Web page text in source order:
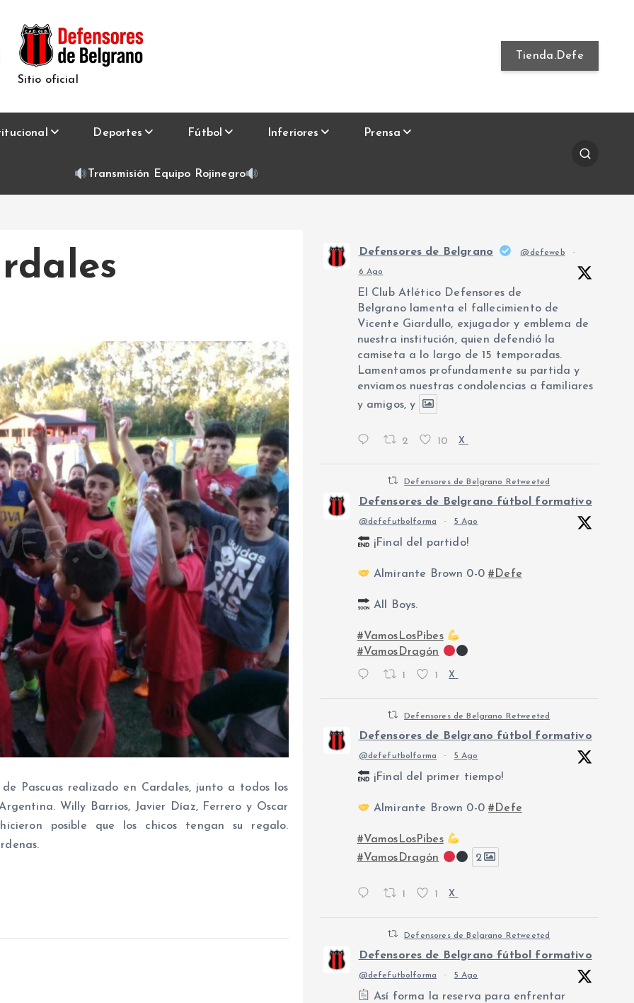
Sitio oficial
Tienda.Defe
Deportes Fútbol Inferiores Prensa
Transmisión Equipo Rojinegro
Pascuas realizado en Cardales, junto a todos los
Willy Barrios, Javier Díaz, Ferrero y Oscar
posible que los chicos tengan su regalo.
Defensores de Belgrano @defeweb ·
6 Ago
El Club Atlético Defensores de
Belgrano lamenta el fallecimiento de
Vicente Giardullo, exjugador y emblema de
nuestra institución, quien defendió la
camiseta a lo largo de 15 temporadas.
Lamentamos profundamente su partida y
enviamos nuestras condolencias a familiares
y amigos, y
2 10 X
Defensores de Belgrano Retweeted
Defensores de Belgrano fútbol formativo
@defefutbolforma · 5 Ago
¡Final del partido!
Almirante Brown 0-0#Defe
All Boys.
#VamosLosPibes
#VamosDragón
1 1 X
Defensores de Belgrano Retweeted
Defensores de Belgrano fútbol formativo
@defefutbolforma · 5 Ago
¡Final del primer tiempo!
Almirante Brown 0-0#Defe
#VamosLosPibes
#VamosDragón
2
1 1 X
Defensores de Belgrano Retweeted
Defensores de Belgrano fútbol formativo
@defefutbolforma · 5 Ago
Así forma la reserva para enfrentar